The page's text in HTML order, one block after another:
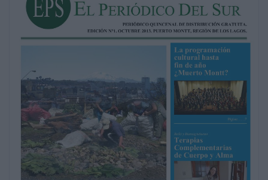
Terapias
Complementarias
de Cuerpo y Alma
Parroquia El Buen
Pastor 31 Años
De Historia Pastor
Página........16
y mucho más...